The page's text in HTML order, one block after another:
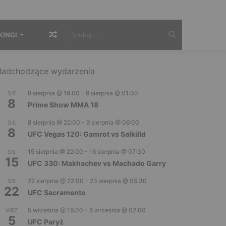
Losowy
wydarzenia
SIE
8
8 sierpnia @ 19:00 - 9 sierpnia @ 01:30
Prime Show MMA 18
SIE
8
8 sierpnia @ 22:00 - 9 sierpnia @ 06:00
UFC Vegas 120: Gamrot vs Salkilld
SIE
15
15 sierpnia @ 22:00 - 16 sierpnia @ 07:30
UFC 330: Makhachev vs Machado Garry
SIE
22
22 sierpnia @ 22:00 - 23 sierpnia @ 05:30
UFC Sacramento
WRZ
5
5 września @ 18:00 - 6 września @ 02:00
UFC Paryż